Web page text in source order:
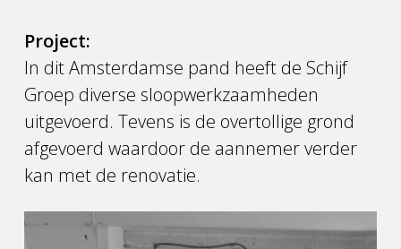
Project:
In dit Amsterdamse pand heeft de Schijf
Groep diverse sloopwerkzaamheden
uitgevoerd. Tevens is de overtollige grond
afgevoerd waardoor de aannemer verder
kan met de renovatie.